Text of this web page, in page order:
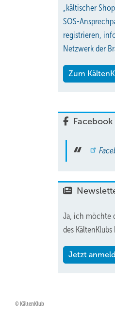
KältenKlub
„kältischer
SOS-
registrieren,
Netzwerk der
Zum
Facebook
Ja, ich möchte
des
Jetzt